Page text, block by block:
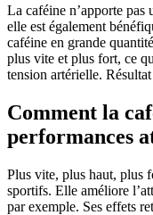
La caféine n’apporte pas
elle est également
caféine en grande
plus vite et plus fort, ce
tension artérielle.
Comment la
performances
Plus vite, plus haut, plus
sportifs. Elle améliore
par exemple. Ses effets